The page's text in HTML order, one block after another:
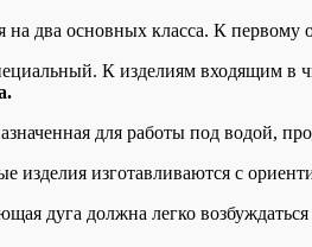
на два основных класса. К
К изделиям входящим в
для работы под водой,
изделия изготавливаются с
дуга должна легко